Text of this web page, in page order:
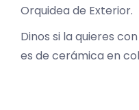
Orquidea de Exterior.
Dinos si la quieres
es de cerámica en